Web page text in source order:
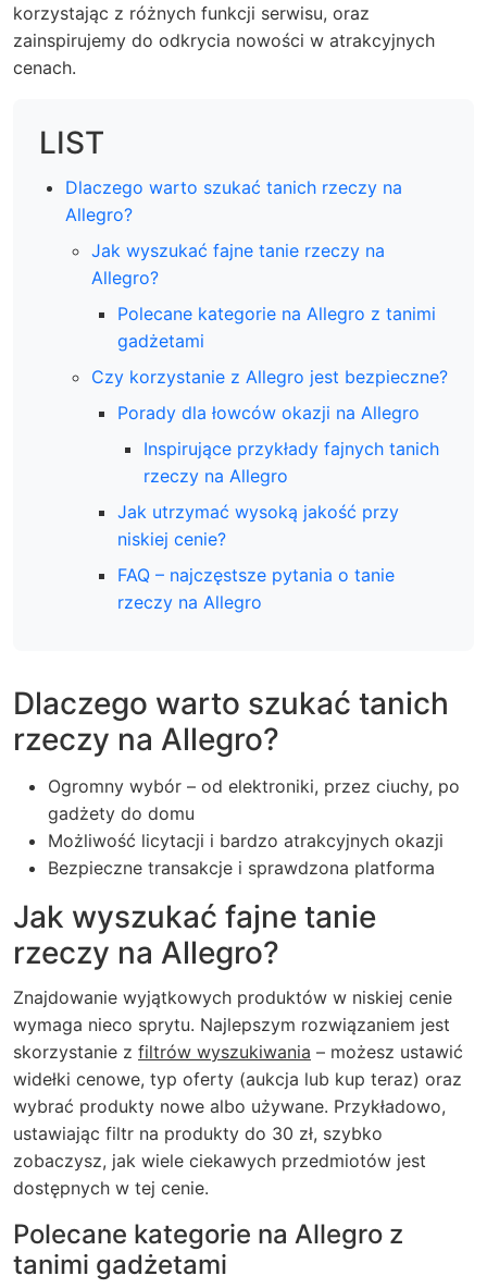
korzystając z różnych funkcji serwisu, oraz
zainspirujemy do odkrycia nowości w atrakcyjnych
cenach.
LIST
Dlaczego warto szukać tanich rzeczy na
Allegro?
Jak wyszukać fajne tanie rzeczy na
Allegro?
Polecane kategorie na Allegro z tanimi
gadżetami
Czy korzystanie z Allegro jest bezpieczne?
Porady dla łowców okazji na Allegro
Inspirujące przykłady fajnych tanich
rzeczy na Allegro
Jak utrzymać wysoką jakość przy
niskiej cenie?
FAQ – najczęstsze pytania o tanie
rzeczy na Allegro
Dlaczego warto szukać tanich
rzeczy na Allegro?
Ogromny wybór – od elektroniki, przez ciuchy, po
gadżety do domu
Możliwość licytacji i bardzo atrakcyjnych okazji
Bezpieczne transakcje i sprawdzona platforma
Jak wyszukać fajne tanie
rzeczy na Allegro?
Znajdowanie wyjątkowych produktów w niskiej cenie
wymaga nieco sprytu. Najlepszym rozwiązaniem jest
skorzystanie z filtrów wyszukiwania – możesz ustawić
widełki cenowe, typ oferty (aukcja lub kup teraz) oraz
wybrać produkty nowe albo używane. Przykładowo,
ustawiając filtr na produkty do 30 zł, szybko
zobaczysz, jak wiele ciekawych przedmiotów jest
dostępnych w tej cenie.
Polecane kategorie na Allegro z
tanimi gadżetami